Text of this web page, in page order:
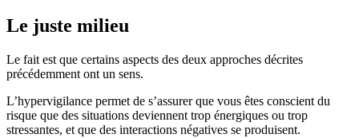
Le juste milieu
Le fait est que certains aspects des deux approches décrites
précédemment ont un sens.
L’hypervigilance permet de s’assurer que vous êtes conscient du
risque que des situations deviennent trop énergiques ou trop
stressantes, et que des interactions négatives se produisent.